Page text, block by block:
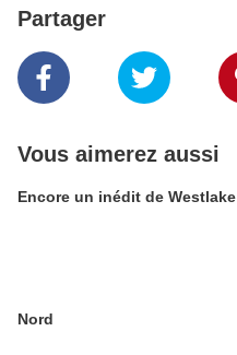
Partager
Vous aimerez aussi
Encore un inédit de Westlake
Nord